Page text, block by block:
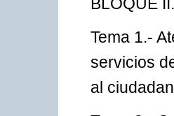
Tema 1.-
servicios
al